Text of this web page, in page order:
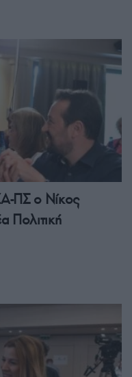
ΠΣ ο Νίκος
Πολιτική